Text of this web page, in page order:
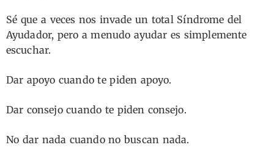
Sé que a veces nos invade un total Síndrome del
Ayudador, pero a menudo ayudar es simplemente
escuchar.
Dar apoyo cuando te piden apoyo.
Dar consejo cuando te piden consejo.
No dar nada cuando no buscan nada.